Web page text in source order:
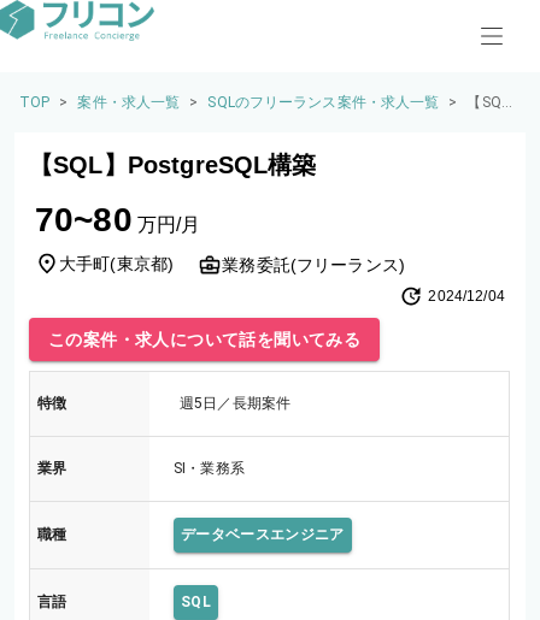
TOP > 案件・求人一覧 > SQLのフリーランス案件・求人一覧 >
【SQ
【SQL】PostgreSQL構築
70~80 万円/月
大手町(東京都) 業務委託(フリーランス)
2024/12/04
この案件・求人について話を聞いてみる
特徴 週5日／長期案件
業界 SI・業務系
職種 データベースエンジニア
言語 SQL